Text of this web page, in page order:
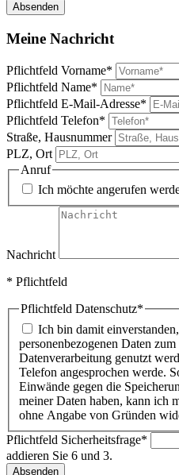
Absenden
Meine Nachricht
Pflichtfeld Vorname*
Pflichtfeld Name*
Pflichtfeld E-Mail-Adresse*
Pflichtfeld Telefon*
Straße, Hausnummer
PLZ, Ort
Anruf
Ich möchte angerufen
Nachricht
* Pflichtfeld
Pflichtfeld Datenschutz*
Ich bin damit
personenbezogenen Daten
Datenverarbeitung genutzt
Telefon angesprochen werde.
Einwände gegen die
meiner Daten haben, kann ich
ohne Angabe von Gründen
Pflichtfeld Sicherheitsfrage*
addieren Sie 6 und 3.
Absenden